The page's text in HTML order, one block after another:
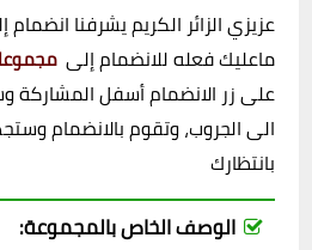
عزيزي الزائر الكريم يشرفنا
ماعليك فعله للانضمام إلى
على زر الانضمام أسفل المشاركة
الى الجروب، وتقوم بالانضمام
بانتظارك
الوصف الخاص بالمجموعة: